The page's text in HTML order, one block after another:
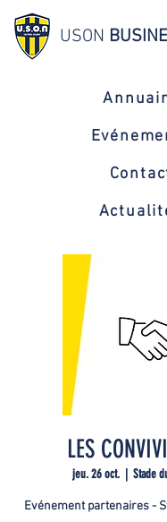
USON
LES
jeu. 26 oct. Stade
Evénement partenaires -